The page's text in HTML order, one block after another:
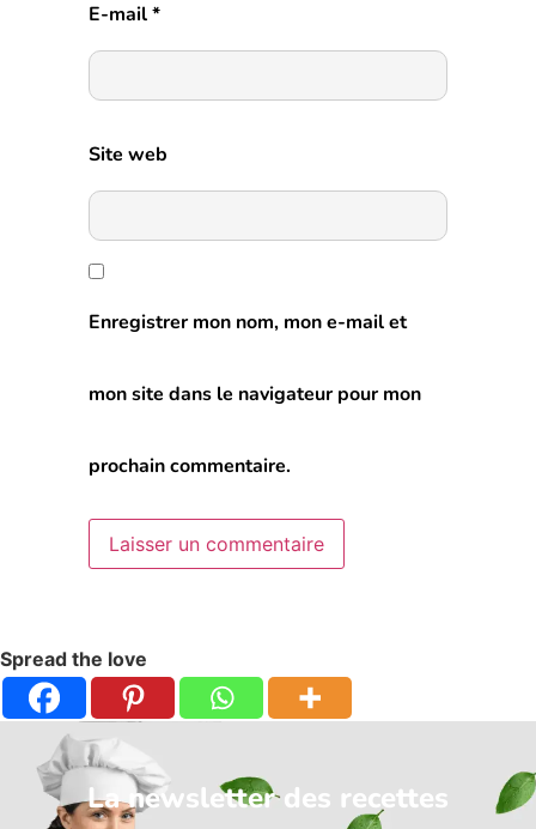
E-mail*
Site web
Enregistrer mon nom, mon e-mail et
mon site dans le navigateur pour mon
prochain commentaire.
Spread the love
La newsletter des recettes